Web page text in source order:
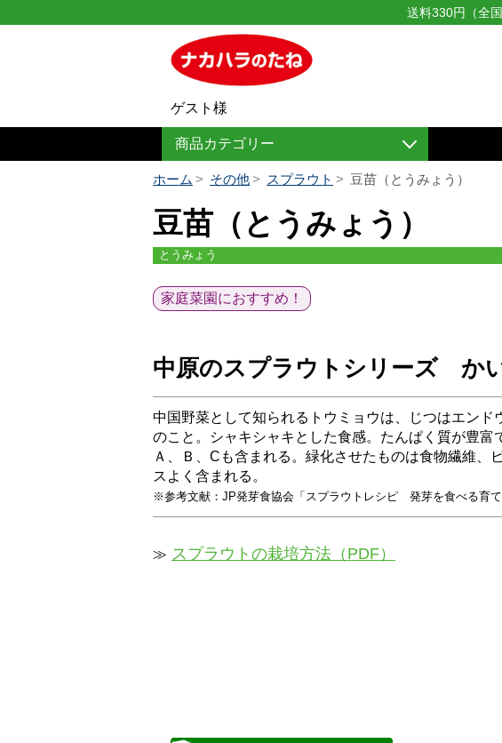
送料330円（全
ゲスト様
商品カテゴリー
ホーム その他 スプラウト 豆苗（とうみょう）
豆苗（とうみょう）
とうみょう
家庭菜園におすすめ！
中原のスプラウトシリーズ か
中国野菜として知られるトウミョウは、じつはエンド
のこと。シャキシャキとした食感。たんぱく質が豊富
Ａ、Ｂ、Cも含まれる。緑化させたものは食物繊維、
スよく含まれる。
※参考文献：JP発芽食協会「スプラウトレシピ 発芽を食べる育て
≫ スプラウトの栽培方法（PDF）